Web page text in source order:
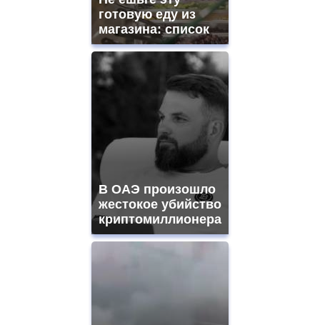
готовую еду из
магазина: список
В ОАЭ произошло
жестокое убийство
криптомиллионера